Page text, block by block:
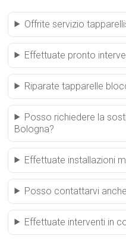
Offrite servizio
Effettuate pronto
Riparate tapparelle
Posso richiedere la
Bologna?
Effettuate installazioni
Posso contattarvi
Effettuate interventi in